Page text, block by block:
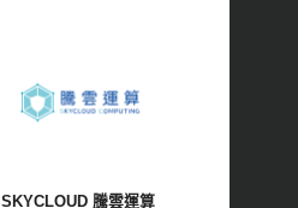
SKYCLOUD 騰雲運算